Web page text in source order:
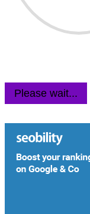
Please wait...